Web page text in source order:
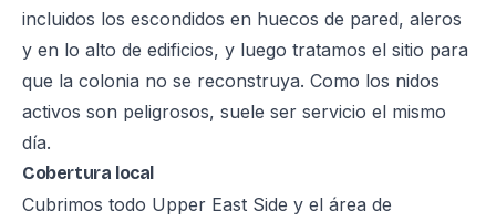
incluidos los escondidos en huecos de pared, aleros
y en lo alto de edificios, y luego tratamos el sitio para
que la colonia no se reconstruya. Como los nidos
activos son peligrosos, suele ser servicio el mismo
día.
Cobertura local
Cubrimos todo Upper East Side y el área de